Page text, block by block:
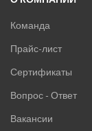
Команда
Прайс-лист
Сертификаты
Вопрос - Ответ
Вакансии